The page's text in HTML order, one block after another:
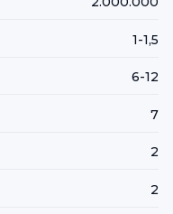
1-1,5
6-12
7
2
2